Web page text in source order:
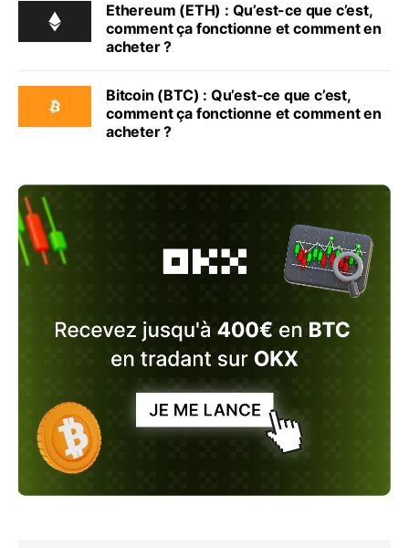
Ethereum (ETH) : Qu’est-ce que c’est,
comment ça fonctionne et comment en
acheter ?
Bitcoin (BTC) : Qu’est-ce que c’est,
comment ça fonctionne et comment en
acheter ?